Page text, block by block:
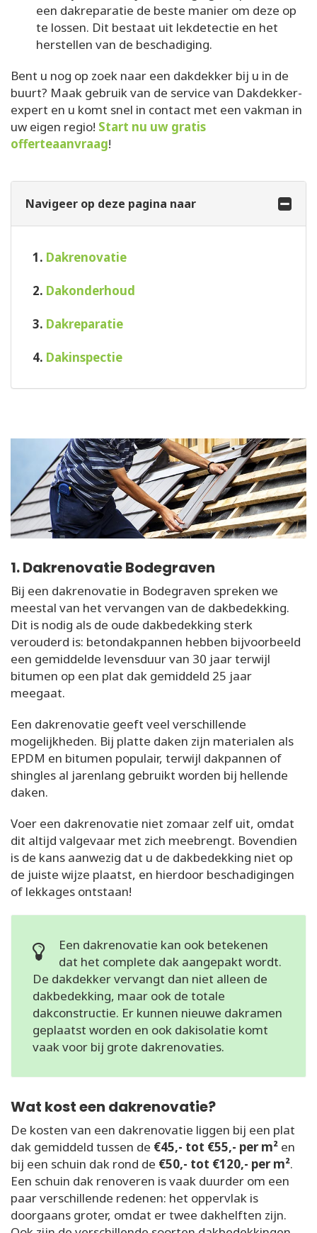
een dakreparatie de beste manier om deze op
te lossen. Dit bestaat uit lekdetectie en het
herstellen van de beschadiging.
Bent u nog op zoek naar een dakdekker bij u in de
buurt? Maak gebruik van de service van Dakdekker-
expert en u komt snel in contact met een vakman in
uw eigen regio! Start nu uw gratis
offerteaanvraag!
Navigeer op deze pagina naar
1. Dakrenovatie
2. Dakonderhoud
3. Dakreparatie
4. Dakinspectie
1. Dakrenovatie Bodegraven
Bij een dakrenovatie in Bodegraven spreken we
meestal van het vervangen van de dakbedekking.
Dit is nodig als de oude dakbedekking sterk
verouderd is: betondakpannen hebben bijvoorbeeld
een gemiddelde levensduur van 30 jaar terwijl
bitumen op een plat dak gemiddeld 25 jaar
meegaat.
Een dakrenovatie geeft veel verschillende
mogelijkheden. Bij platte daken zijn materialen als
EPDM en bitumen populair, terwijl dakpannen of
shingles al jarenlang gebruikt worden bij hellende
daken.
Voer een dakrenovatie niet zomaar zelf uit, omdat
dit altijd valgevaar met zich meebrengt. Bovendien
is de kans aanwezig dat u de dakbedekking niet op
de juiste wijze plaatst, en hierdoor beschadigingen
of lekkages ontstaan!
Een dakrenovatie kan ook betekenen
dat het complete dak aangepakt wordt.
De dakdekker vervangt dan niet alleen de
dakbedekking, maar ook de totale
dakconstructie. Er kunnen nieuwe dakramen
geplaatst worden en ook dakisolatie komt
vaak voor bij grote dakrenovaties.
Wat kost een dakrenovatie?
De kosten van een dakrenovatie liggen bij een plat
dak gemiddeld tussen de €45,- tot €55,- per m² en
bij een schuin dak rond de €50,- tot €120,- per m².
Een schuin dak renoveren is vaak duurder om een
paar verschillende redenen: het oppervlak is
doorgaans groter, omdat er twee dakhelften zijn.